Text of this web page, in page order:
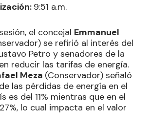
9:51 a.m.
el concejal Emmanuel
se refirió al interés del
Petro y senadores de la
reducir las tarifas de energía.
Meza (Conservador) señaló
las pérdidas de energía en el
es del 11% mientras que en el
lo cual impacta en el valor